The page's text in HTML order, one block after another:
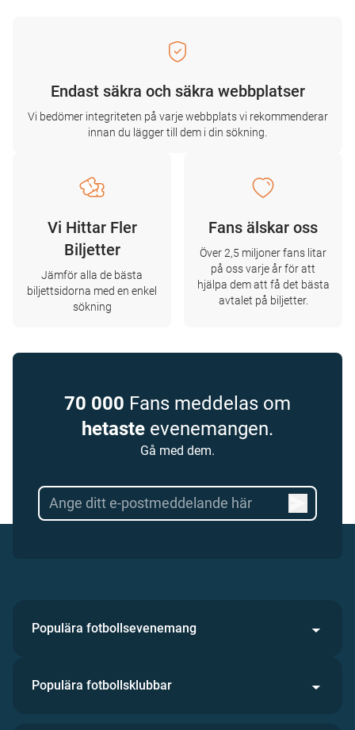
Endast säkra och säkra webbplatser
Vi bedömer integriteten på varje webbplats vi rekommenderar
innan du lägger till dem i din sökning.
Vi Hittar Fler
Biljetter
Jämför alla de bästa
biljettsidorna med en enkel
sökning
Fans älskar oss
Över 2,5 miljoner fans litar
på oss varje år för att
hjälpa dem att få det bästa
avtalet på biljetter.
70 000 Fans meddelas om
hetaste evenemangen.
Gå med dem.
Populära fotbollsevenemang
Populära fotbollsklubbar